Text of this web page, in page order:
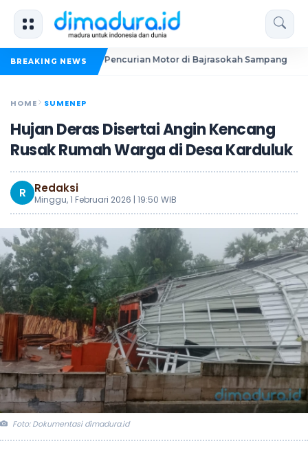
BREAKING NEWS
Pelaku Pencurian Motor di Bajrasokah Sampang 20
HOME SUMENEP
Hujan Deras Disertai Angin Kencang
Rusak Rumah Warga di Desa Karduluk
R Redaksi
Minggu, 1 Februari 2026 | 19:50 WIB
Foto: Dokumentasi dimadura.id